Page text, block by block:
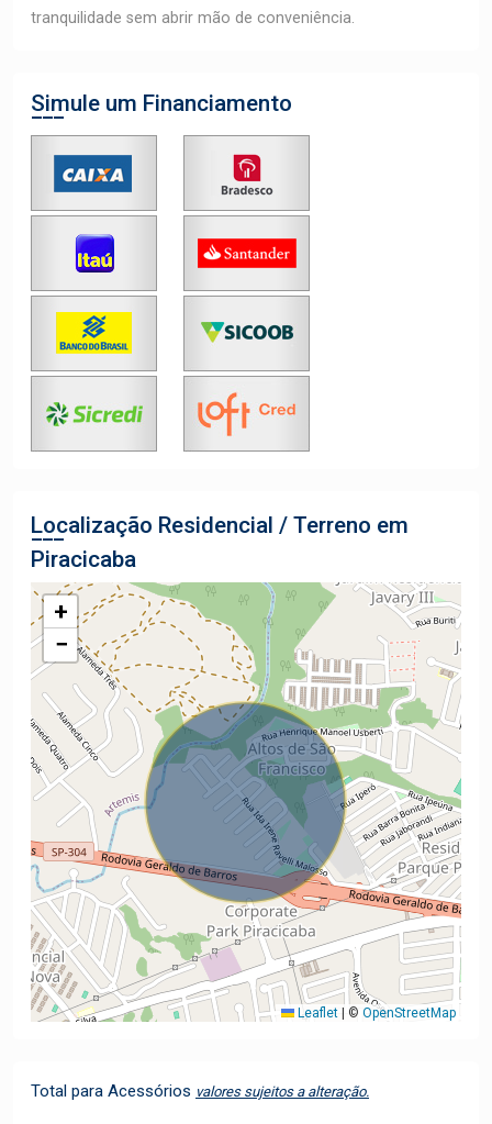
tranquilidade sem abrir mão de conveniência.
Simule um Financiamento
Localização Residencial / Terreno em
Piracicaba
+
−
Leaflet © OpenStreetMap
Total para Acessórios valores sujeitos a alteração.